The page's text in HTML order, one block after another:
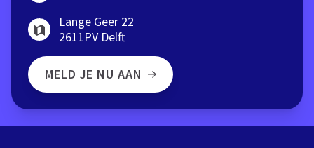
Lange Geer 22
2611PV Delft
MELD JE NU AAN